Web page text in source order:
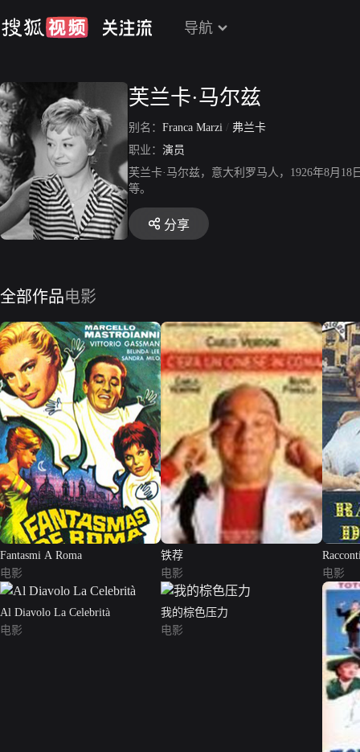
导航
芙兰卡·马尔兹
别名： Franca Marzi / 弗兰卡
职业： 演员
芙兰卡·马尔兹，意大利罗马人，1926年8月
等。
分享
全部作品电影
Fantasmi A Roma
电影
铁荐
电影
电影
Al Diavolo La Celebrità
电影
我的棕色压力
电影